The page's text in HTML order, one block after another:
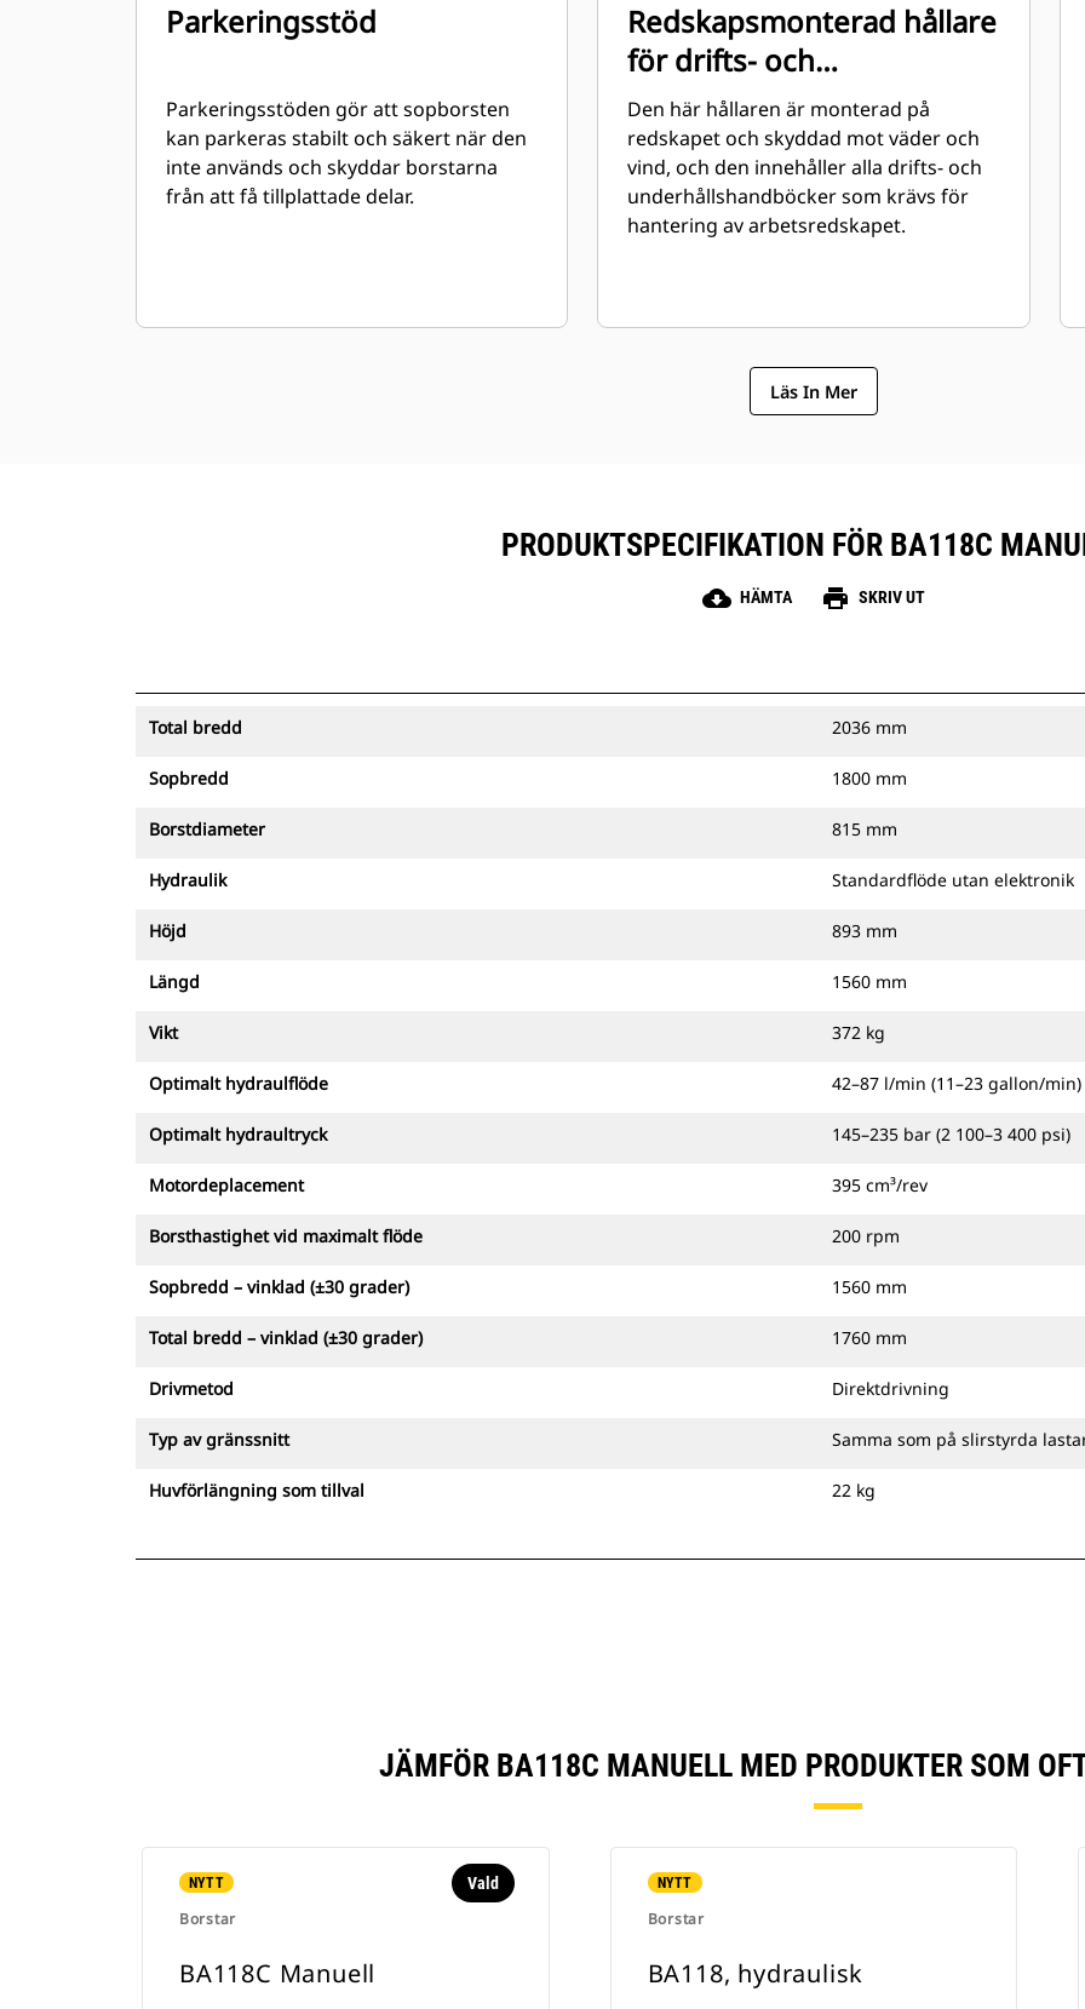
Parkeringsstöd
Parkeringsstöden gör att sopborsten
kan parkeras stabilt och säkert när den
inte används och skyddar borstarna
från att få tillplattade delar.
Redskapsmonterad hållare
för drifts- och
underhållshandböcker
(OMM)
Den här hållaren är monterad på
redskapet och skyddad mot väder och
vind, och den innehåller alla drifts- och
underhållshandböcker som krävs för
hantering av arbetsredskapet.
Läs In Mer
PRODUKTSPECIFIKATION FÖR BA118C
cloud_download HÄMTA print SKRIV UT
Total bredd 2036 mm
Sopbredd 1800 mm
Borstdiameter 815 mm
Hydraulik Standardflöde utan elektronik
Höjd 893 mm
Längd 1560 mm
Vikt 372 kg
Optimalt hydraulflöde 42–87 l/min (11–23 gallon/min)
Optimalt hydraultryck 145–235 bar (2 100–3 400 psi)
Motordeplacement 395 cm³/rev
Borsthastighet vid maximalt flöde 200 rpm
Sopbredd – vinklad (±30 grader) 1560 mm
Total bredd – vinklad (±30 grader) 1760 mm
Drivmetod Direktdrivning
Typ av gränssnitt Samma som på slirstyrda
Huvförlängning som tillval 22 kg
JÄMFÖR BA118C MANUELL MED PRODUKTER SOM
NYTT
Borstar
Vald
BA118C Manuell
NYTT
Borstar
BA118, hydraulisk